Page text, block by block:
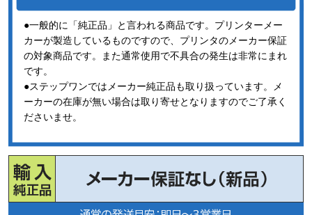
●一般的に「純正品」と言われる商品です。プリンターメー
カーが製造しているものですので、プリンタのメーカー保証
の対象商品です。また通常使用で不具合の発生は非常にまれ
です。
●ステップワンではメーカー純正品も取り扱っています。メ
ーカーの在庫が無い場合は取り寄せとなりますのでご了承く
ださいませ。